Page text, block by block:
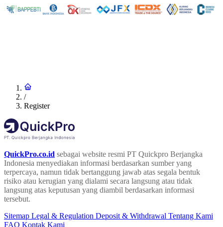
/
Register
QuickPro.co.id sebagai website resmi PT Quickpro Berjangka
Indonesia menyediakan informasi berdasarkan sumber yang
terpercaya, namun tidak bertanggung jawab atas segala bentuk
risiko atau kerugian yang dialami secara langsung atau tidak
langsung atas keputusan yang diambil berdasarkan informasi
tersebut.
Sitemap Legal & Regulation Deposit & Withdrawal Tentang Kami
FAQ Kontak Kami